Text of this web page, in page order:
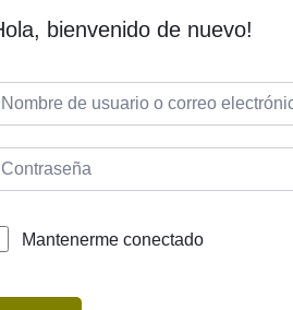
bienvenido de nuevo!
Mantenerme conectado